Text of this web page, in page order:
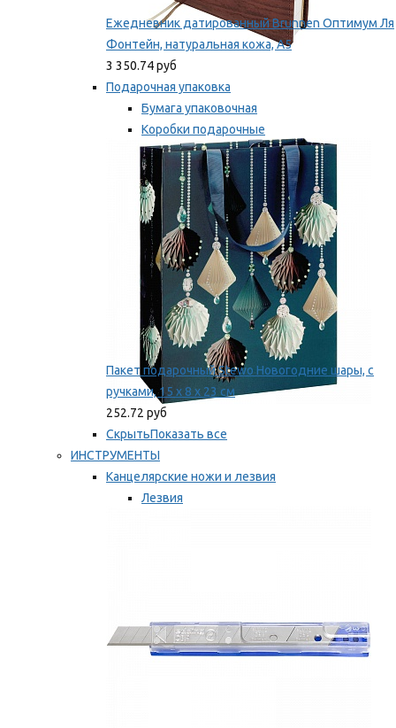
Ежедневник датированный Brunnen Оптимум Ля
Фонтейн, натуральная кожа, А5
3 350.74 руб
Подарочная упаковка
Бумага упаковочная
Коробки подарочные
Ленты, бобины
Мы рекомендуем
Пакет подарочный Stewo Новогодние шары, с
ручками, 15 х 8 х 23 см
252.72 руб
СкрытьПоказать все
ИНСТРУМЕНТЫ
Канцелярские ножи и лезвия
Лезвия